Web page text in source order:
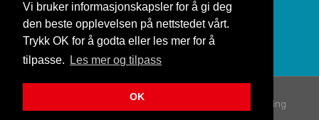
Vi bruker informasjonskapsler for å gi deg
den beste opplevelsen på nettstedet vårt.
Trykk OK for å godta eller les mer for å
tilpasse.
Les mer og tilpass
OK
Personvernerklæring